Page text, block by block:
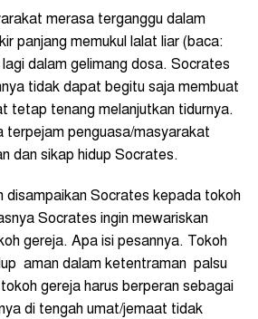
merasa terganggu dalam
panjang memukul lalat liar (baca:
dalam gelimang dosa. Socrates
tidak dapat begitu saja membuat
tetap tenang melanjutkan tidurnya.
terpejam penguasa/masyarakat
dan sikap hidup Socrates.
disampaikan Socrates kepada tokoh
Socrates ingin mewariskan
gereja. Apa isi pesannya. Tokoh
aman dalam ketentraman palsu
gereja harus berperan sebagai
di tengah umat/jemaat tidak